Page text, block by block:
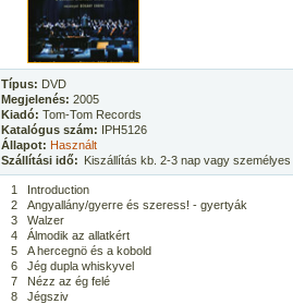
Típus: DVD
Megjelenés: 2005
Kiadó: Tom-Tom Records
Katalógus szám: IPH5126
Állapot: Használt
Szállítási idő: Kiszállítás kb. 2-3 nap vagy
1
Introduction
2
Angyallány/gyerre és szeress! - gyertyák
3
Walzer
4
Álmodik az allatkért
5
A hercegnö és a kobold
6
Jég dupla whiskyvel
7
Nézz az ég felé
8
Jégsziv